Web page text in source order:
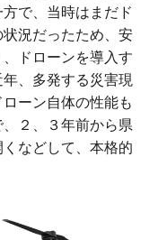
で、当時はまだド
況だったため、安
ドローンを導入す
、多発する災害現
ーン自体の性能も
２、３年前から県
などして、本格的